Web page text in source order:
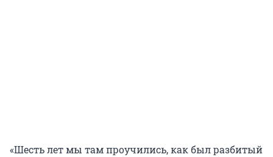
«Шесть лет мы там проучились, как был разбитый